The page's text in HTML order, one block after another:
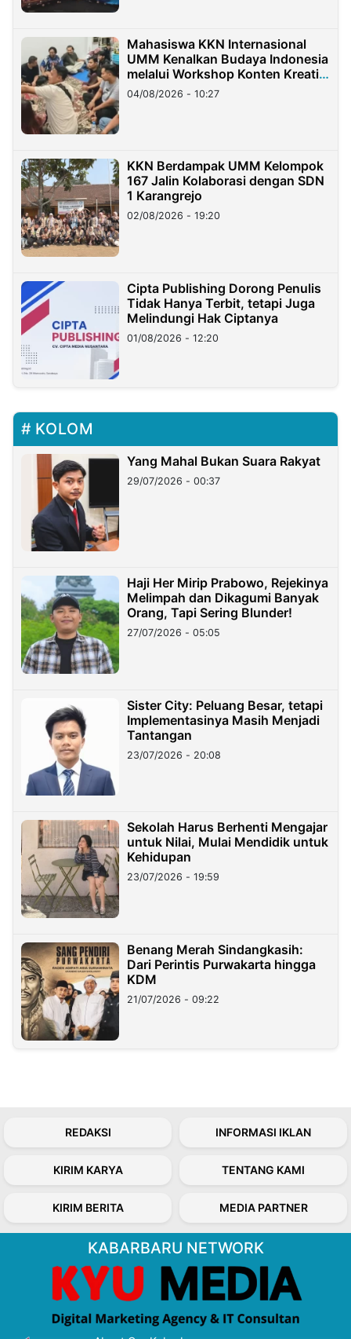
Mahasiswa KKN Internasional
UMM Kenalkan Budaya Indonesia
melalui Workshop Konten Kreatif
di Taiwan
04/08/2026 - 10:27
KKN Berdampak UMM Kelompok
167 Jalin Kolaborasi dengan SDN
1 Karangrejo
02/08/2026 - 19:20
Cipta Publishing Dorong Penulis
Tidak Hanya Terbit, tetapi Juga
Melindungi Hak Ciptanya
01/08/2026 - 12:20
KOLOM
Yang Mahal Bukan Suara Rakyat
29/07/2026 - 00:37
Haji Her Mirip Prabowo, Rejekinya
Melimpah dan Dikagumi Banyak
Orang, Tapi Sering Blunder!
27/07/2026 - 05:05
Sister City: Peluang Besar, tetapi
Implementasinya Masih Menjadi
Tantangan
23/07/2026 - 20:08
Sekolah Harus Berhenti Mengajar
untuk Nilai, Mulai Mendidik untuk
Kehidupan
23/07/2026 - 19:59
Benang Merah Sindangkasih:
Dari Perintis Purwakarta hingga
KDM
21/07/2026 - 09:22
REDAKSI INFORMASI IKLAN
KIRIM KARYA TENTANG KAMI
KIRIM BERITA MEDIA PARTNER
KABARBARU NETWORK